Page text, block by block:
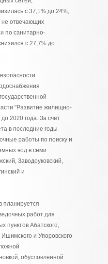
с 37,1% до 24%;
не отвечающих
по санитарно-
с 27,7% до
"Развитие жилищно-
2020 года. За счет
в последние годы
работы по поиску и
вод в семи
Заводоуковский,
и
планируется
работ для
пунктов Абатского,
и Упоровского
обусловленной